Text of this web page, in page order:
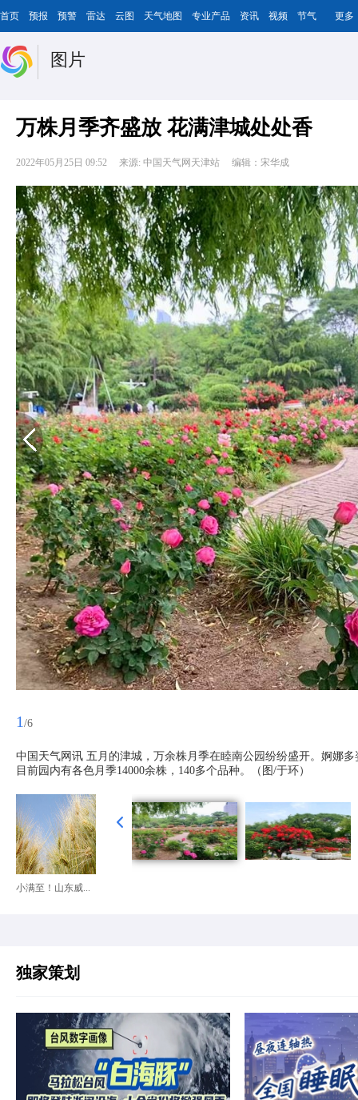
首页 预报 预警 雷达 云图 天气地图 专业产品 资讯 视频 节气 更多
图片
万株月季齐盛放 花满津城处处香
2022年05月25日 09:52 来源: 中国天气网天津站 编辑：宋华成
1 /6
中国天气网讯 五月的津城，万余株月季在睦南公园纷纷盛开。婀娜
目前园内有各色月季14000余株，140多个品种。（图/于环）
小满至！山东威...
独家策划